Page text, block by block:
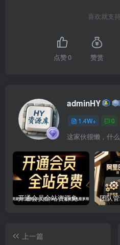
喜欢就支
点赞0 赞赏
adminHY
1.4W+ 0
这家伙很懒，什
开通会员全站资源免费下载 开通VIP会员 HY资源库
上一篇